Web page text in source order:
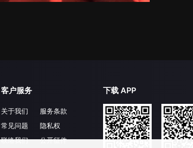
客户服务
关于我们
常见问题
联络我们
服务条款
隐私权
公开征件
下载 APP